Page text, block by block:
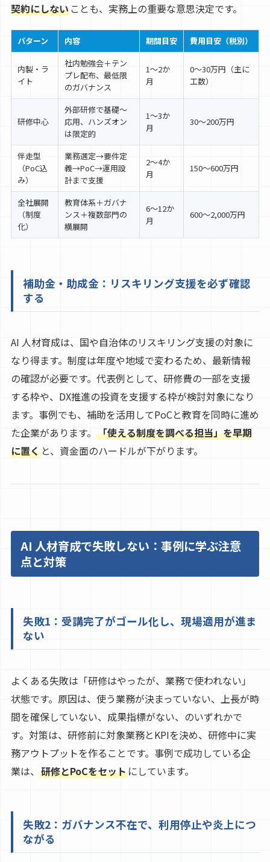
契約にしないことも、実務上の重要な意思決定です。
パターン 内容 期間目安 費用目安（税別）
内製・ラ
イト
社内勉強会＋テン
プレ配布、最低限
のガバナンス
1〜2か
月
0〜30万円（主に
工数）
研修中心
外部研修で基礎〜
応用、ハンズオン
は限定的
1〜3か
月
30〜200万円
伴走型
（PoC込
み）
業務選定→要件定
義→PoC→運用設
計まで支援
2〜4か
月
150〜600万円
全社展開
（制度
化）
教育体系＋ガバナ
ンス＋複数部門の
横展開
6〜12か
月
600〜2,000万円
補助金・助成金：リスキリング支援を必ず確認
する
AI 人材育成は、国や自治体のリスキリング支援の対象に
なり得ます。制度は年度や地域で変わるため、最新情報
の確認が必要です。代表例として、研修費の一部を支援
する枠や、DX推進の投資を支援する枠が検討対象になり
ます。事例でも、補助を活用してPoCと教育を同時に進め
た企業があります。 「使える制度を調べる担当」を早期
に置くと、資金面のハードルが下がります。
AI 人材育成で失敗しない：事例に学ぶ注意
点と対策
失敗1：受講完了がゴール化し、現場適用が進ま
ない
よくある失敗は「研修はやったが、業務で使われない」
状態です。原因は、使う業務が決まっていない、上長が時
間を確保していない、成果指標がない、のいずれかで
す。対策は、研修前に対象業務とKPIを決め、研修中に実
務アウトプットを作ることです。事例で成功している企
業は、 研修とPoCをセットにしています。
失敗2：ガバナンス不在で、利用停止や炎上につ
ながる